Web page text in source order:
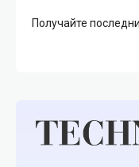
Получайте